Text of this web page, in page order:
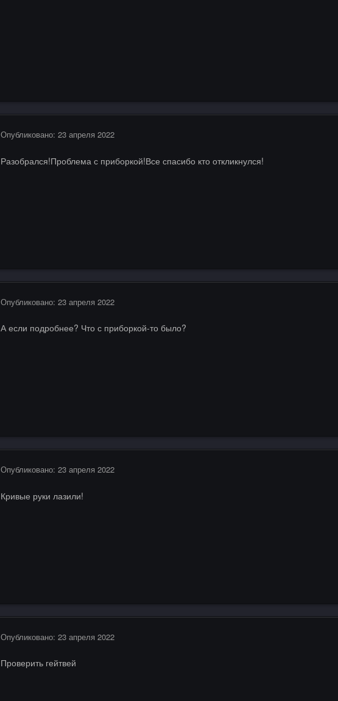
Опубликовано: 23 апреля 2022
Разобрался!Проблема с приборкой!Все спасибо кто откликнулся!
Опубликовано: 23 апреля 2022
А если подробнее? Что с приборкой-то было?
Опубликовано: 23 апреля 2022
Кривые руки лазили!
Опубликовано: 23 апреля 2022
Проверить гейтвей